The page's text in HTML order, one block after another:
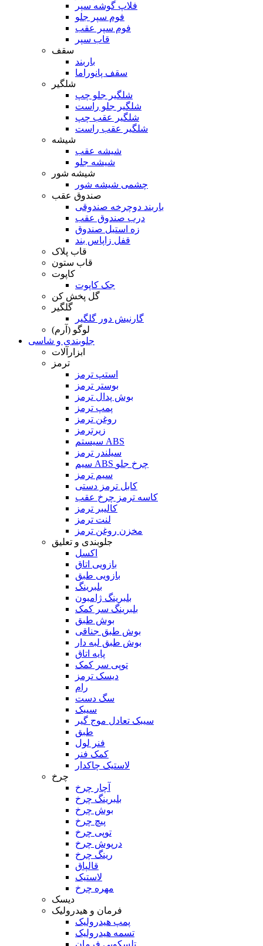
فلاپ گوشه سپر
فوم سپر جلو
فوم سپر عقب
قاب سپر
سقف
باربند
سقف پانوراما
شلگیر
شلگیر جلو چپ
شلگیر جلو راست
شلگیر عقب چپ
شلگیر عقب راست
شیشه
شیشه عقب
شیشه جلو
شیشه شور
چشمی شیشه شور
صندوق عقب
باربند دوچرخه صندوقی
درب صندوق عقب
زه استیل صندوق
قفل زاپاس بند
قاب پلاک
قاب ستون
کاپوت
جک کاپوت
گل پخش کن
گلگیر
گارنیش دور گلگیر
لوگو (آرم)
جلوبندی و شاسی
ابزارآلات
ترمز
استپ ترمز
بوستر ترمز
بوش پدال ترمز
پمپ ترمز
روغن ترمز
زیرترمز
سیستم ABS
سیلندر ترمز
سیم ABS چرخ جلو
سیم ترمز
کابل ترمز دستی
کاسه ترمز چرخ عقب
کالیبر ترمز
لنت ترمز
مخزن روغن ترمز
جلوبندی و تعلیق
اکسل
بازویی اتاق
بازویی طبق
بلبرینگ
بلبرینگ ژامبون
بلبرینگ سر کمک
بوش طبق
بوش طبق جناقی
بوش طبق لبه دار
پایه اتاق
توپی سر کمک
دیسک ترمز
رام
سگ دست
سیبک
سیبک تعادل موج گیر
طبق
فنر لول
کمک فنر
لاستیک چاکدار
چرخ
آچار چرخ
بلبرینگ چرخ
بوش چرخ
پیچ چرخ
توپی چرخ
درپوش چرخ
رینگ چرخ
قالپاق
لاستیک
مهره چرخ
دیسک
فرمان و هیدرولیک
پمپ هیدرولیک
تسمه هیدرولیک
تلسکوپی فرمان